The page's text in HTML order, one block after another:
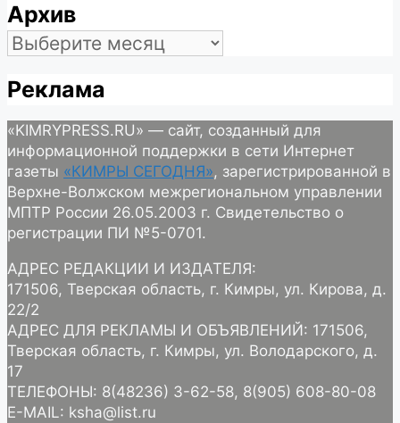
Архив
Архив
Реклама
«KIMRYPRESS.RU» — сайт, созданный для
информационной поддержки в сети Интернет
газеты «КИМРЫ СЕГОДНЯ», зарегистрированной в
Верхне-Волжском межрегиональном управлении
МПТР России 26.05.2003 г. Свидетельство о
регистрации ПИ №5-0701.
АДРЕС РЕДАКЦИИ И ИЗДАТЕЛЯ:
171506, Тверская область, г. Кимры, ул. Кирова, д.
22/2
АДРЕС ДЛЯ РЕКЛАМЫ И ОБЪЯВЛЕНИЙ: 171506,
Тверская область, г. Кимры, ул. Володарского, д.
17
ТЕЛЕФОНЫ: 8(48236) 3-62-58, 8(905) 608-80-08
E-MAIL: ksha@list.ru